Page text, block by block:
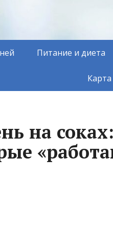
Питание и диета
Карта
на